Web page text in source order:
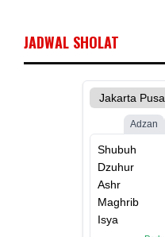
JADWAL SHOLAT